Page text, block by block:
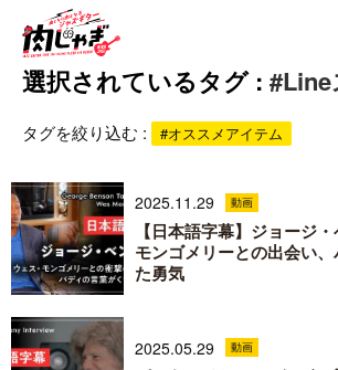
選択されているタグ :
タグを絞り込む : #オススメアイテム
2025.11.29 動画
【日本語字幕】ジョージ
モンゴメリーとの出会い
た勇気
2025.05.29 動画